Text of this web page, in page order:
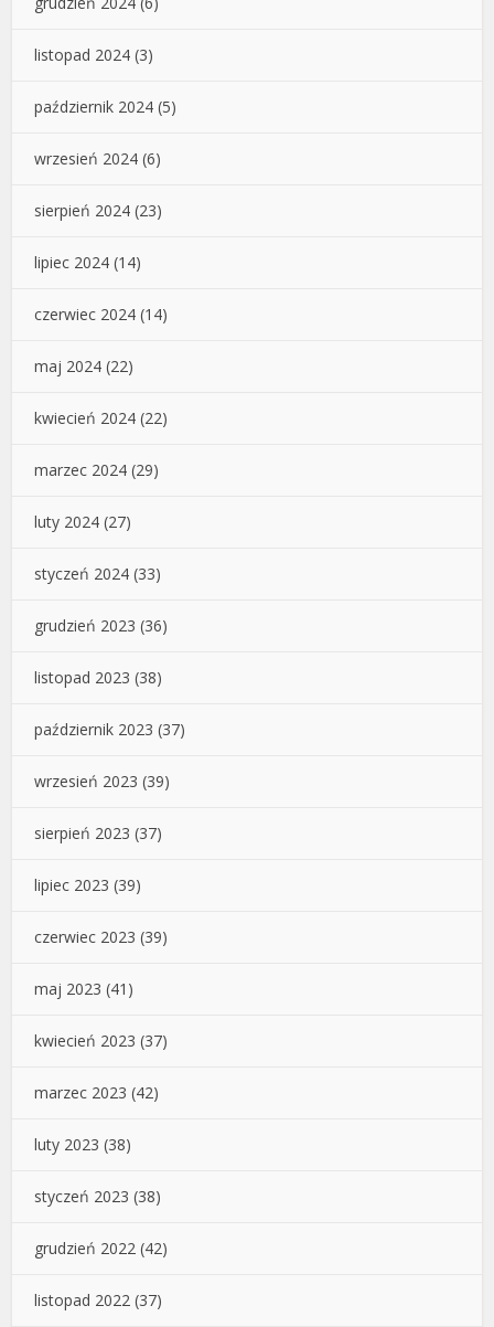
listopad 2024 (3)
październik 2024 (5)
wrzesień 2024 (6)
sierpień 2024 (23)
lipiec 2024 (14)
czerwiec 2024 (14)
maj 2024 (22)
kwiecień 2024 (22)
marzec 2024 (29)
luty 2024 (27)
styczeń 2024 (33)
grudzień 2023 (36)
listopad 2023 (38)
październik 2023 (37)
wrzesień 2023 (39)
sierpień 2023 (37)
lipiec 2023 (39)
czerwiec 2023 (39)
maj 2023 (41)
kwiecień 2023 (37)
marzec 2023 (42)
luty 2023 (38)
styczeń 2023 (38)
grudzień 2022 (42)
listopad 2022 (37)